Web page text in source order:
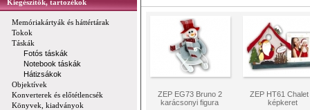
Kiegészítők, tartozékok
Memóriakártyák és háttértárak
Tokok
Táskák
Fotós táskák
Notebook táskák
Hátizsákok
Objektívek
Konverterek és előtétlencsék
Könyvek, kiadványok
ZEP EG73 Bruno 2
karácsonyi figura
ZEP HT61 Chalet
képkeret